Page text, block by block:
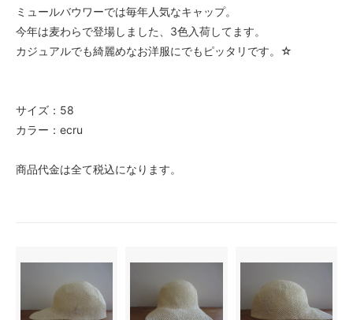
ミュールバウワーでは毎年人気なキャップ。
今年は麦わらで登場しました、3色入荷してます。
カジュアルでも綺麗めなお洋服にでもピッタリです。☆
サイズ：58
カラー：ecru
商品代金は全て税込になります。